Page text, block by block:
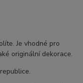
Je vhodné pro
originální dekorace.